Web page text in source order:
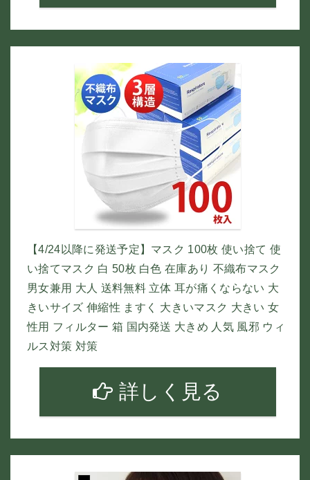
【4/24以降に発送予定】マスク 100枚 使い捨て 使
い捨てマスク 白 50枚 白色 在庫あり 不織布マスク
男女兼用 大人 送料無料 立体 耳が痛くならない 大
きいサイズ 伸縮性 ますく 大きいマスク 大きい 女
性用 フィルター 箱 国内発送 大きめ 人気 風邪 ウィ
ルス対策 対策
詳しく見る